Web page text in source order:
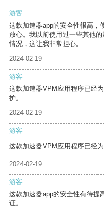
游客
这款加速器app的安全性很高，
放心。我以前使用过一些其他
情况，这让我非常担心。
2024-02-19
游客
这款加速器VPM应用程序已经
护。
2024-02-19
游客
这款加速器VPM应用程序已经
2024-02-19
游客
这款加速器app的安全性有待提
证。